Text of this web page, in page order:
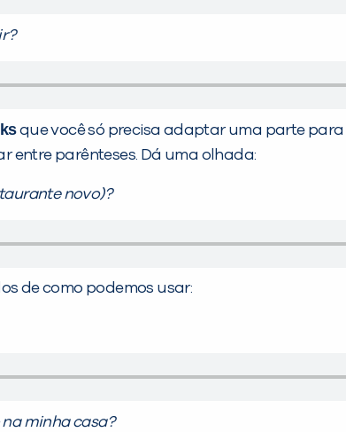
que você só precisa adaptar uma parte para
entre parênteses. Dá uma olhada:
novo)?
de como podemos usar:
minha casa?